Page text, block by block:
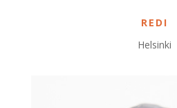
REDI
Helsinki